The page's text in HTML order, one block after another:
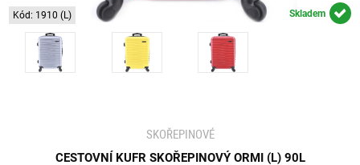
Kód: 1910 (L) Skladem
SKOŘEPINOVÉ
CESTOVNÍ KUFR SKOŘEPINOVÝ ORMI (L) 90L